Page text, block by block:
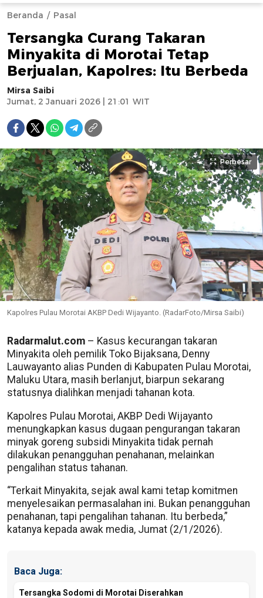
Beranda Pasal
Tersangka Curang Takaran
Minyakita di Morotai Tetap
Berjualan, Kapolres: Itu Berbeda
Mirsa Saibi
Jumat, 2 Januari 2026 | 21:01 WIT
Perbesar
Kapolres Pulau Morotai AKBP Dedi Wijayanto. (RadarFoto/Mirsa Saibi)
Radarmalut.com – Kasus kecurangan takaran
Minyakita oleh pemilik Toko Bijaksana, Denny
Lauwayanto alias Punden di Kabupaten Pulau Morotai,
Maluku Utara, masih berlanjut, biarpun sekarang
statusnya dialihkan menjadi tahanan kota.
Kapolres Pulau Morotai, AKBP Dedi Wijayanto
menungkapkan kasus dugaan pengurangan takaran
minyak goreng subsidi Minyakita tidak pernah
dilakukan penangguhan penahanan, melainkan
pengalihan status tahanan.
“Terkait Minyakita, sejak awal kami tetap komitmen
menyelesaikan permasalahan ini. Bukan penangguhan
penahanan, tapi pengalihan tahanan. Itu berbeda,”
katanya kepada awak media, Jumat (2/1/2026).
Baca Juga:
Tersangka Sodomi di Morotai Diserahkan